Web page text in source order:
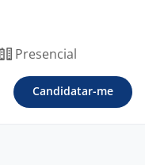
Presencial
Candidatar-me